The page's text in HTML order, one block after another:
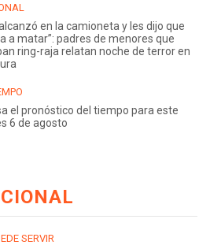
en la camioneta y les dijo que
a matar”: padres de menores que
ring-raja relatan noche de terror en
el pronóstico del tiempo para este
6 de agosto
SERVIR